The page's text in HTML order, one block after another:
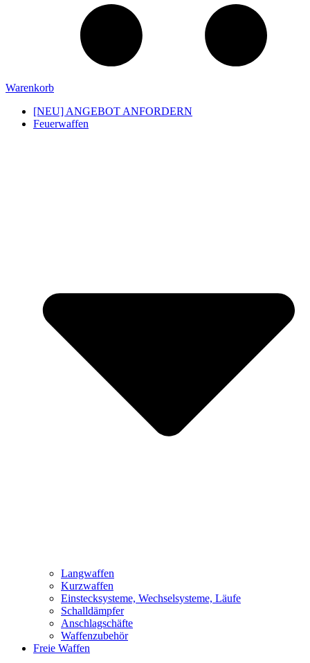
Warenkorb
[NEU] ANGEBOT ANFORDERN
Feuerwaffen
Langwaffen
Kurzwaffen
Einstecksysteme, Wechselsysteme, Läufe
Schalldämpfer
Anschlagschäfte
Waffenzubehör
Freie Waffen